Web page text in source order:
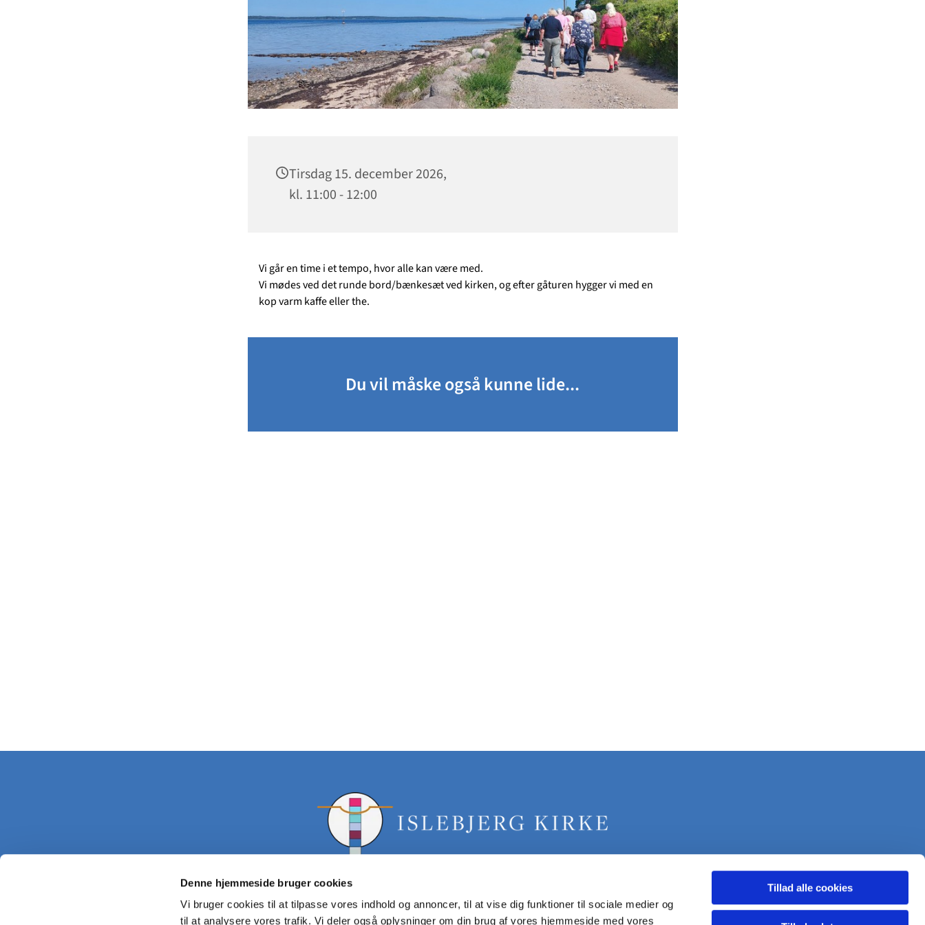
Denne hjemmeside bruger cookies
Vi bruger cookies til at tilpasse vores indhold og annoncer, til at vise dig funktioner til sociale medier og
til at analysere vores trafik. Vi deler også oplysninger om din brug af vores hjemmeside med vores
Tillad alle cookies
Tirsdag 15. december 2026,
kl. 11:00 - 12:00
Vi går en time i et tempo, hvor alle kan være med.
Vi mødes ved det runde bord/bænkesæt ved kirken, og efter gåturen hygger vi med en
kop varm kaffe eller the.
Du vil måske også kunne lide...